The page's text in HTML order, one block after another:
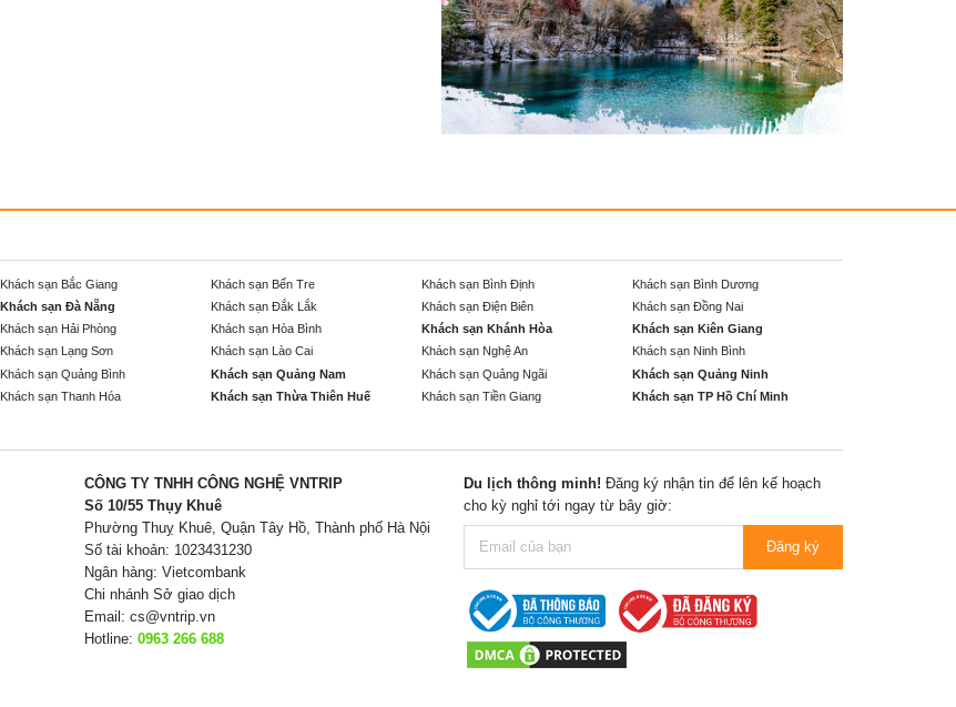
Khách sạn Bắc Giang Khách sạn Bến Tre Khách sạn Bình Định
Khách sạn Bình Dương
Khách sạn Đà Nẵng Khách sạn Đắk Lắk Khách sạn Điện Biên
Khách sạn Đồng Nai
Khách sạn Hải Phòng Khách sạn Hòa Bình Khách sạn Khánh Hòa
Khách sạn Kiên Giang
Khách sạn Lạng Sơn Khách sạn Lào Cai Khách sạn Nghệ An
Khách sạn Ninh Bình
Khách sạn Quảng Bình Khách sạn Quảng Nam Khách sạn Quảng Ngãi
Khách sạn Quảng Ninh
Khách sạn Thanh Hóa Khách sạn Thừa Thiên Huế Khách sạn Tiền Giang
Khách sạn TP Hồ Chí Minh
CÔNG TY TNHH CÔNG NGHỆ VNTRIP
Số 10/55 Thụy Khuê
Phường Thuỵ Khuê, Quận Tây Hồ, Thành phố Hà Nội
Số tài khoản: 1023431230
Ngân hàng: Vietcombank
Chi nhánh Sở giao dịch
Email: cs@vntrip.vn
Hotline: 0963 266 688
Du lịch thông minh! Đăng ký nhận tin để lên kế hoạch
cho kỳ nghỉ tới ngay từ bây giờ:
Đăng ký